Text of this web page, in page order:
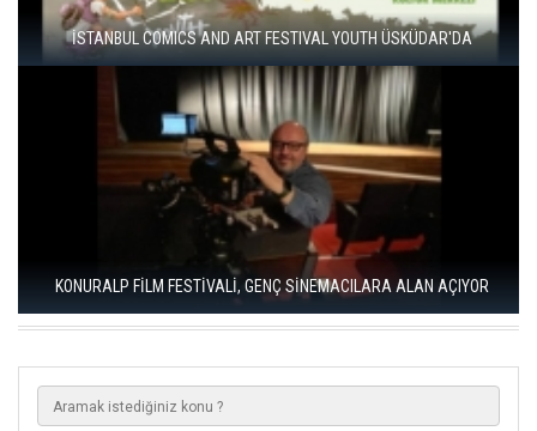
İSTANBUL COMICS AND ART FESTIVAL YOUTH ÜSKÜDAR'DA
KONURALP FİLM FESTİVALİ, GENÇ SİNEMACILARA ALAN AÇIYOR